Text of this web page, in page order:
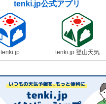
tenki.jp公式アプリ
tenki.jp tenki.jp 登山天気